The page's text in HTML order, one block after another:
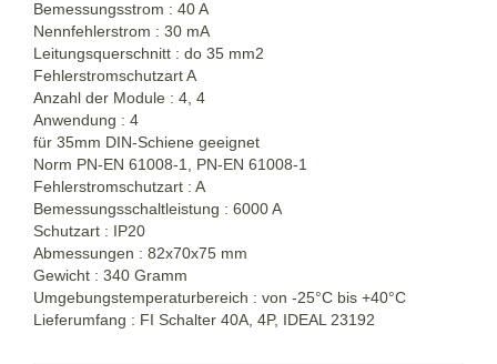
Bemessungsstrom : 40 A
Nennfehlerstrom : 30 mA
Leitungsquerschnitt : do 35 mm2
Fehlerstromschutzart A
Anzahl der Module : 4, 4
Anwendung : 4
für 35mm DIN-Schiene geeignet
Norm PN-EN 61008-1, PN-EN 61008-1
Fehlerstromschutzart : A
Bemessungsschaltleistung : 6000 A
Schutzart : IP20
Abmessungen : 82x70x75 mm
Gewicht : 340 Gramm
Umgebungstemperaturbereich : von -25°C bis +40°C
Lieferumfang : FI Schalter 40A, 4P, IDEAL 23192